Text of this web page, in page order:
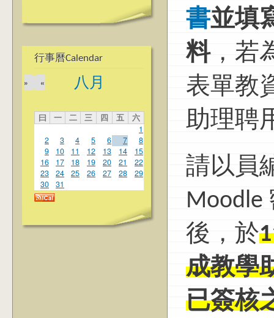
行事曆Calendar
八月
«
»
曰 一 二 三 四 五
六
1
2
3 4 5 6 7
8
9
10 11 12 13 14
15
16
17 18 19 20 21
22
23
24 25 26 27 28
29
30
31
書並填
料，若
表單教
助理聘
請以員
Moodle
後，於
成教學
已簽核